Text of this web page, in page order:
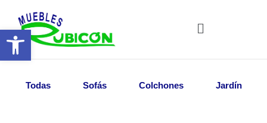
Abrir barra de herramientas
contenido
Todas Sofás Colchones Jardín